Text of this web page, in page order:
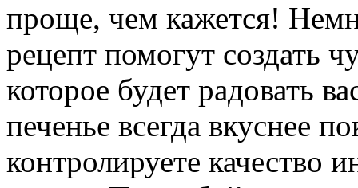
проще, чем кажется!
рецепт помогут создать
которое будет радовать
печенье всегда вкуснее
контролируете качество